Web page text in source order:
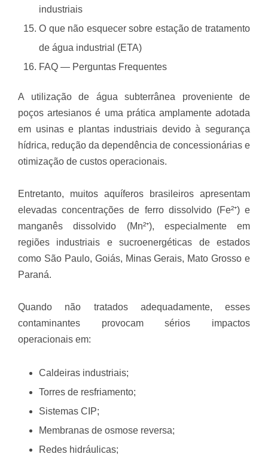
industriais
O que não esquecer sobre estação de tratamento
de água industrial (ETA)
FAQ — Perguntas Frequentes
A utilização de água subterrânea proveniente de
poços artesianos é uma prática amplamente adotada
em usinas e plantas industriais devido à segurança
hídrica, redução da dependência de concessionárias e
otimização de custos operacionais.
Entretanto, muitos aquíferos brasileiros apresentam
elevadas concentrações de ferro dissolvido (Fe²⁺) e
manganês dissolvido (Mn²⁺), especialmente em
regiões industriais e sucroenergéticas de estados
como São Paulo, Goiás, Minas Gerais, Mato Grosso e
Paraná.
Quando não tratados adequadamente, esses
contaminantes provocam sérios impactos
operacionais em:
Caldeiras industriais;
Torres de resfriamento;
Sistemas CIP;
Membranas de osmose reversa;
Redes hidráulicas;